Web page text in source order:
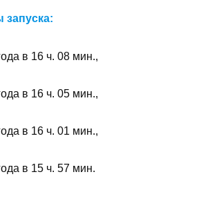
запуска:
в 16 ч. 08 мин.,
в 16 ч. 05 мин.,
в 16 ч. 01 мин.,
в 15 ч. 57 мин.